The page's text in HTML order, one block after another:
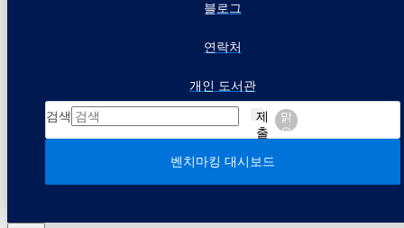
블로그
연락처
개인 도서관
검색
제
출
맑
음
벤치마킹 대시보드